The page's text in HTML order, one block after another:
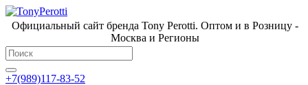
Официальный сайт бренда Tony Perotti. Оптом и в Розницу -
Москва и Регионы
+7(989)117-83-52